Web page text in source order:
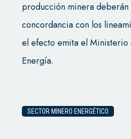
producción minera deberán
concordancia con los
el efecto emita el Ministerio
Energía.
SECTOR MINERO ENERGÉTICO